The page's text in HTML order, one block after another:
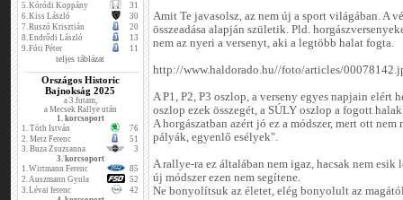
5.Kóródi Koppány
31
6.Kiss László
30
7.Ruszó Krisztián
20
8.Endrődi László
13
9.Fóti Péter 11
teljes táblázat
Országos Historic
Bajnokság 2025
a 3.futam,
a Mecsek Rallye után
1. korcsoport
1. Tóth István
76
2. Metz Ferenc
51
3. Buza Zsuzsanna
3
3. korcsoport
1.Wirtmann Ferenc
85
2.Auszmann Gyula
52
3.Lévai ferenc
42
Amit Te javasolsz, az nem új a sport világában. A
összeadása alapján születik. Pld.
nem az nyeri a versenyt, aki a legtöbb halat fogta.
http://www.haldorado.hu//foto/articles/
A P1, P2, P3 oszlop, a verseny egyes napjain elért
oszlop ezek összegét, a SÚLY oszlop a fogott
A horgászatban azért jó ez a módszer, mert ott
pályák, egyenlő esélyek".
A rallye-ra ez általában nem igaz, hacsak nem esik
új módszer ezen nem segítene.
Ne bonyolítsuk az életet, elég bonyolult az